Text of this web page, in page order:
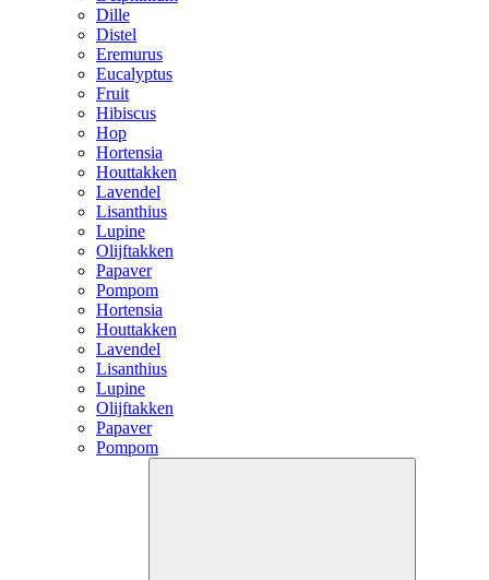
Dille
Distel
Eremurus
Eucalyptus
Fruit
Hibiscus
Hop
Hortensia
Houttakken
Lavendel
Lisanthius
Lupine
Olijftakken
Papaver
Pompom
Hortensia
Houttakken
Lavendel
Lisanthius
Lupine
Olijftakken
Papaver
Pompom